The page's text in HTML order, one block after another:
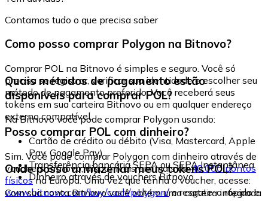
Contamos tudo o que precisa saber
Como posso comprar Polygon na Bitnovo?
Comprar POL na Bitnovo é simples e seguro. Você só
precisa se registrar, verificar sua identidade e escolher seu
método de pagamento preferido. Você receberá seus
tokens em sua carteira Bitnovo ou em qualquer endereço
externo compatível.
Quais métodos de pagamento estão
disponíveis para comprar POL?
Na Bitnovo você pode comprar Polygon usando:
Cartão de crédito ou débito (Visa, Mastercard, Apple
Pay, Google Pay)
Transferência bancária SEPA ou SEPA Instantânea
Dinheiro através de vouchers Bitnovo
Posso comprar POL com dinheiro?
Sim. Você pode comprar Polygon com dinheiro através de
vouchers Bitnovo, disponíveis em mais de40.000 pontos
físicosna Europa. Uma vez que tenha o voucher, acesse:
www.bitnovo.com/buy/cash/polygon/e resgate-o rápida e
Onde posso armazenar meus tokens POL?
Com sua conta Bitnovo você obtém uma carteira integrada